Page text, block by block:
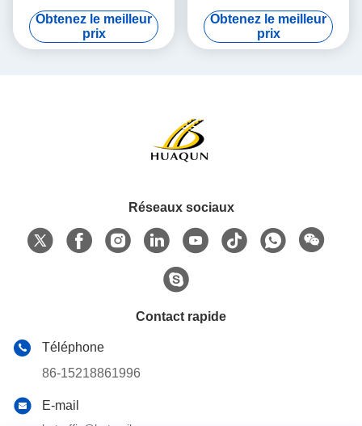
pour les panneaux de
signalisation routière
Obtenez le meilleur
prix
nuit pluvieuse et la nuit
Obtenez le meilleur
prix
Réseaux sociaux
Contact rapide
Téléphone
86-15218861996
E-mail